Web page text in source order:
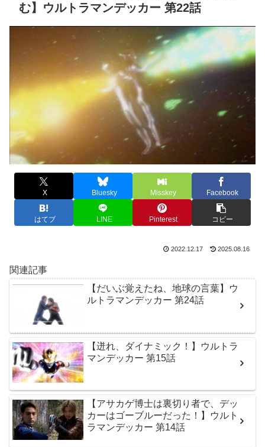
む】ウルトラマンデッカー 第22話
X Bluesky Misskey Facebook
はてブ LINE Pinterest コピー
2022.12.17 2025.08.16
関連記事
【だいぶ覚えたね、地球の言葉】ウ
ルトラマンデッカー 第24話
【迸れ、ダイナミック！】ウルトラ
マンデッカー 第15話
【アサカゲ博士は裏切り者で、デッ
カーはゴーブルーだった！】ウルト
ラマンデッカー 第14話